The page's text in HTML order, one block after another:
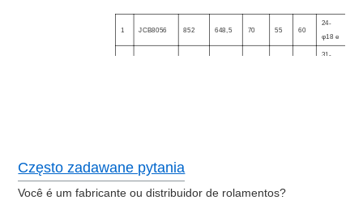
1 JCB8056 852 648,5 70 55 60
24-
φ18 e
31-
Często zadawane pytania
Você é um fabricante ou distribuidor de rolamentos?